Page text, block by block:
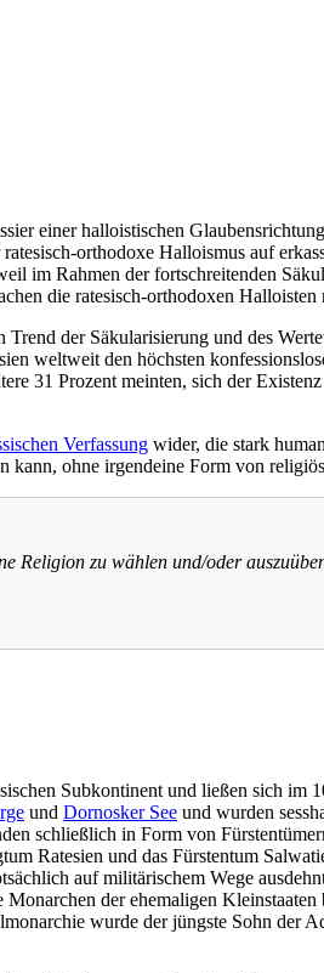
einer halloistischen
orthodoxe Halloismus auf
im Rahmen der fortschreitenden
die ratesisch-orthodoxen
der Säkularisierung und des
weltweit den höchsten
31 Prozent meinten, sich der
Verfassung wider, die stark
ohne irgendeine Form von
Religion zu wählen und/oder
Subkontinent und ließen sich im
und Dornosker See und wurden
schließlich in Form von
Ratesien und das Fürstentum
auf militärischem Wege
der ehemaligen
wurde der jüngste Sohn der